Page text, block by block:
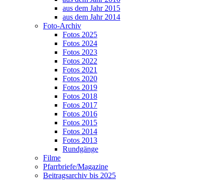
aus dem Jahr 2015
aus dem Jahr 2014
Foto-Archiv
Fotos 2025
Fotos 2024
Fotos 2023
Fotos 2022
Fotos 2021
Fotos 2020
Fotos 2019
Fotos 2018
Fotos 2017
Fotos 2016
Fotos 2015
Fotos 2014
Fotos 2013
Rundgänge
Filme
Pfarrbriefe/Magazine
Beitragsarchiv bis 2025